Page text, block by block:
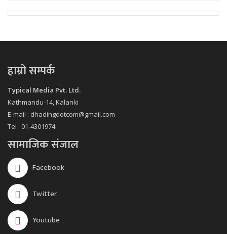
हाम्रो सम्पर्क
Typical Media Pvt. Ltd.
Kathmandu-14, Kalanki
E-mail : dhadingdotcom@gmail.com
Tel : 01-4301974
सामाजिक संजाल
Facebook
Twitter
Youtube